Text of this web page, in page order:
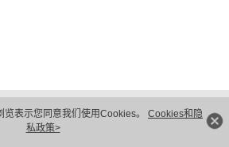
表示您同意我们使用Cookies。 Cookies和隐
私政策>
隐私保护
法律声明